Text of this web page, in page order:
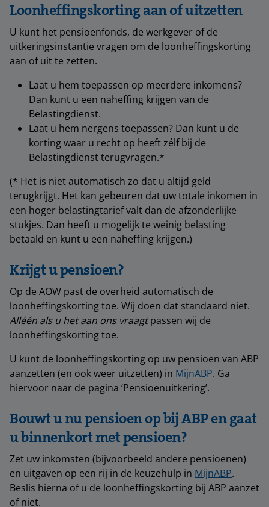
Loonheffingskorting aan of uitzetten
U kunt het pensioenfonds, de werkgever of de
uitkeringsinstantie vragen om de loonheffingskorting
aan of uit te zetten.
Laat u hem toepassen op meerdere inkomens?
Dan kunt u een naheffing krijgen van de
Belastingdienst.
Laat u hem nergens toepassen? Dan kunt u de
korting waar u recht op heeft zélf bij de
Belastingdienst terugvragen.*
(* Het is niet automatisch zo dat u altijd geld
terugkrijgt. Het kan gebeuren dat uw totale inkomen in
een hoger belastingtarief valt dan de afzonderlijke
stukjes. Dan heeft u mogelijk te weinig belasting
betaald en kunt u een naheffing krijgen.)
Krijgt u pensioen?
Op de AOW past de overheid automatisch de
loonheffingskorting toe. Wij doen dat standaard niet.
Alléén als u het aan ons vraagtpassen wij de
loonheffingskorting toe.
U kunt de loonheffingskorting op uw pensioen van ABP
aanzetten (en ook weer uitzetten) in MijnABP. Ga
hiervoor naar de pagina ‘Pensioenuitkering’.
Bouwt u nu pensioen op bij ABP en gaat
u binnenkort met pensioen?
Zet uw inkomsten (bijvoorbeeld andere pensioenen)
en uitgaven op een rij in de keuzehulp in MijnABP.
Beslis hierna of u de loonheffingskorting bij ABP aanzet
of niet.